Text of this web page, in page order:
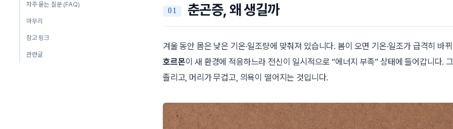
춘곤증, 왜 생길까
겨울 동안 몸은 낮은 기온·일조량에 맞춰져 있습니다. 봄이 오면 기온·일조가 급격히 바
호르몬이 새 환경에 적응하느라 전신이 일시적으로 “에너지 부족” 상태에 들어갑니다.
졸리고, 머리가 무겁고, 의욕이 떨어지는 것입니다.
자주 묻는 질문 (FAQ)
마무리
참고 링크
관련글